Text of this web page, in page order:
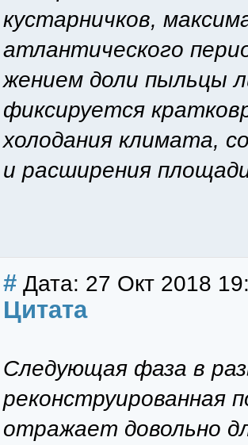
кустарничков,
атлантического
жением доли пыльцы
фиксируется
холодания климата,
и расширения
# Дата: 27 Окт 2018
Цитата
Следующая фаза в
реконструированная
отражает довольно